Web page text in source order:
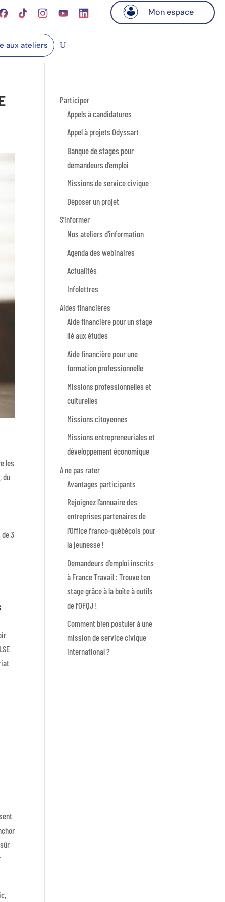
Mon espace
aux ateliers
les
du
3
Participer
Appels à candidatures
Appel à projets Odyssart
Banque de stages pour
demandeurs d’emploi
Missions de service civique
Déposer un projet
S’informer
Nos ateliers d’information
Agenda des webinaires
Actualités
Infolettres
Aides financières
Aide financière pour un stage
lié aux études
Aide financière pour une
formation professionnelle
Missions professionnelles et
culturelles
Missions citoyennes
Missions entrepreneuriales et
développement économique
A ne pas rater
Avantages participants
Rejoignez l’annuaire des
entreprises partenaires de
l’Office franco-québécois pour
la jeunesse !
Demandeurs d’emploi inscrits
à France Travail : Trouve ton
stage grâce à la boîte à outils
de l’OFQJ !
Comment bien postuler à une
mission de service civique
international ?